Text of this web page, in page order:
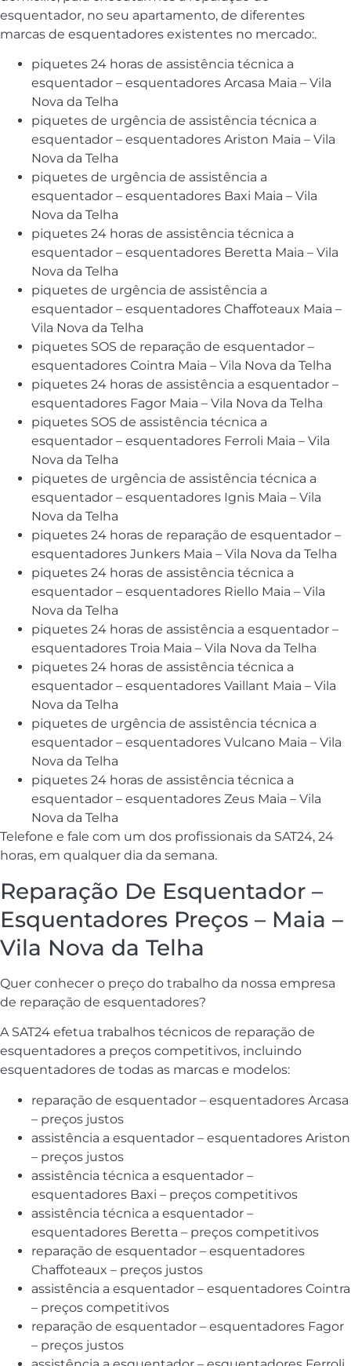
esquentador, no seu apartamento, de diferentes
marcas de esquentadores existentes no mercado:.
piquetes 24 horas de assistência técnica a
esquentador – esquentadores Arcasa Maia – Vila
Nova da Telha
piquetes de urgência de assistência técnica a
esquentador – esquentadores Ariston Maia – Vila
Nova da Telha
piquetes de urgência de assistência a
esquentador – esquentadores Baxi Maia – Vila
Nova da Telha
piquetes 24 horas de assistência técnica a
esquentador – esquentadores Beretta Maia – Vila
Nova da Telha
piquetes de urgência de assistência a
esquentador – esquentadores Chaffoteaux Maia –
Vila Nova da Telha
piquetes SOS de reparação de esquentador –
esquentadores Cointra Maia – Vila Nova da Telha
piquetes 24 horas de assistência a esquentador –
esquentadores Fagor Maia – Vila Nova da Telha
piquetes SOS de assistência técnica a
esquentador – esquentadores Ferroli Maia – Vila
Nova da Telha
piquetes de urgência de assistência técnica a
esquentador – esquentadores Ignis Maia – Vila
Nova da Telha
piquetes 24 horas de reparação de esquentador –
esquentadores Junkers Maia – Vila Nova da Telha
piquetes 24 horas de assistência técnica a
esquentador – esquentadores Riello Maia – Vila
Nova da Telha
piquetes 24 horas de assistência a esquentador –
esquentadores Troia Maia – Vila Nova da Telha
piquetes 24 horas de assistência técnica a
esquentador – esquentadores Vaillant Maia – Vila
Nova da Telha
piquetes de urgência de assistência técnica a
esquentador – esquentadores Vulcano Maia – Vila
Nova da Telha
piquetes 24 horas de assistência técnica a
esquentador – esquentadores Zeus Maia – Vila
Nova da Telha
Telefone e fale com um dos profissionais da SAT24, 24
horas, em qualquer dia da semana.
Reparação De Esquentador –
Esquentadores Preços – Maia –
Vila Nova da Telha
Quer conhecer o preço do trabalho da nossa empresa
de reparação de esquentadores?
A SAT24 efetua trabalhos técnicos de reparação de
esquentadores a preços competitivos, incluindo
esquentadores de todas as marcas e modelos:
reparação de esquentador – esquentadores Arcasa
– preços justos
assistência a esquentador – esquentadores Ariston
– preços justos
assistência técnica a esquentador –
esquentadores Baxi – preços competitivos
assistência técnica a esquentador –
esquentadores Beretta – preços competitivos
reparação de esquentador – esquentadores
Chaffoteaux – preços justos
assistência a esquentador – esquentadores Cointra
– preços competitivos
reparação de esquentador – esquentadores Fagor
– preços justos